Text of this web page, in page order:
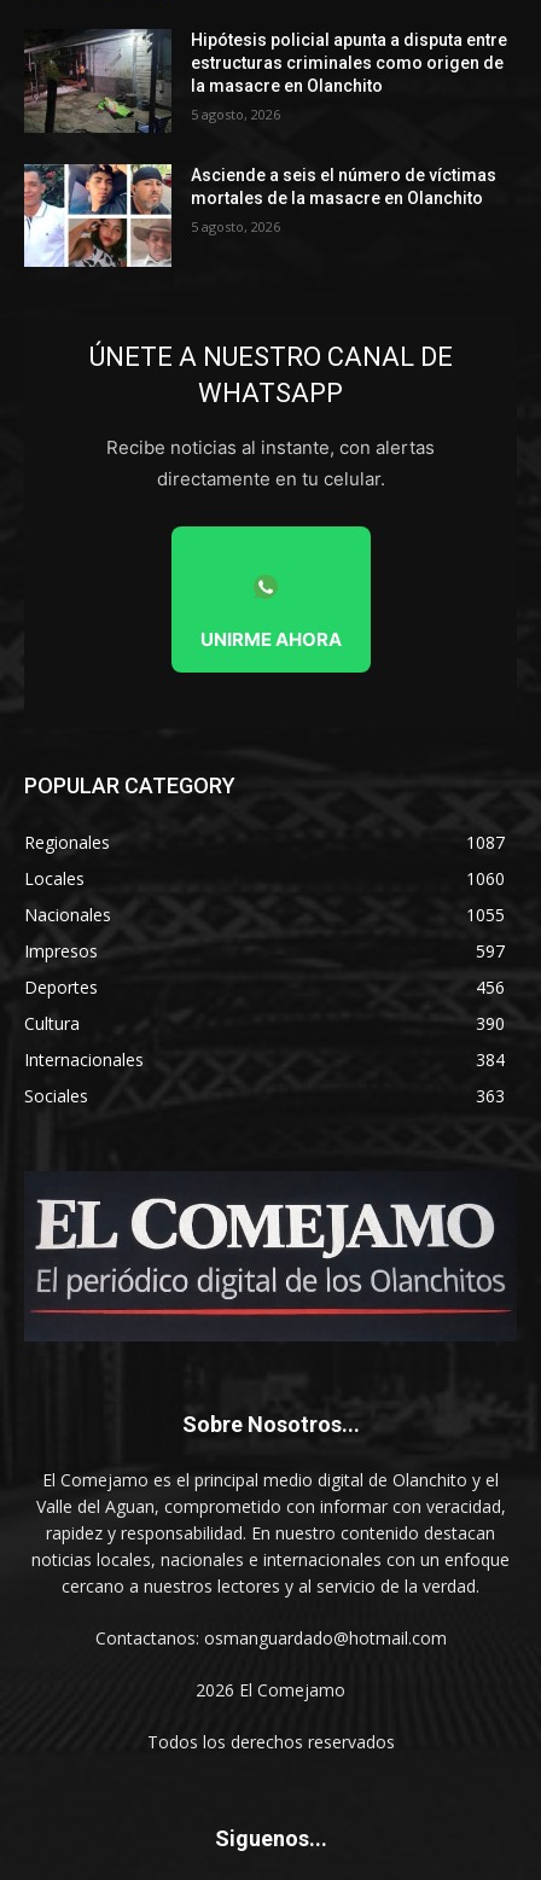
Hipótesis policial apunta a disputa entre
estructuras criminales como origen de
la masacre en Olanchito
5 agosto, 2026
Asciende a seis el número de víctimas
mortales de la masacre en Olanchito
5 agosto, 2026
ÚNETE A NUESTRO CANAL DE
WHATSAPP
Recibe noticias al instante, con alertas
directamente en tu celular.
UNIRME AHORA
POPULAR CATEGORY
Regionales
1087
Locales
1060
Nacionales
1055
Impresos
597
Deportes
456
Cultura
390
Internacionales
384
Sociales
363
Sobre Nosotros...
El Comejamo es el principal medio digital de Olanchito y el
Valle del Aguan, comprometido con informar con veracidad,
rapidez y responsabilidad. En nuestro contenido destacan
noticias locales, nacionales e internacionales con un enfoque
cercano a nuestros lectores y al servicio de la verdad.
Contactanos: osmanguardado@hotmail.com
2026 El Comejamo
Todos los derechos reservados
Siguenos...